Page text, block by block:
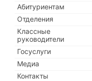
Абитуриентам
Отделения
Классные
руководители
Госуслуги
Медиа
Контакты